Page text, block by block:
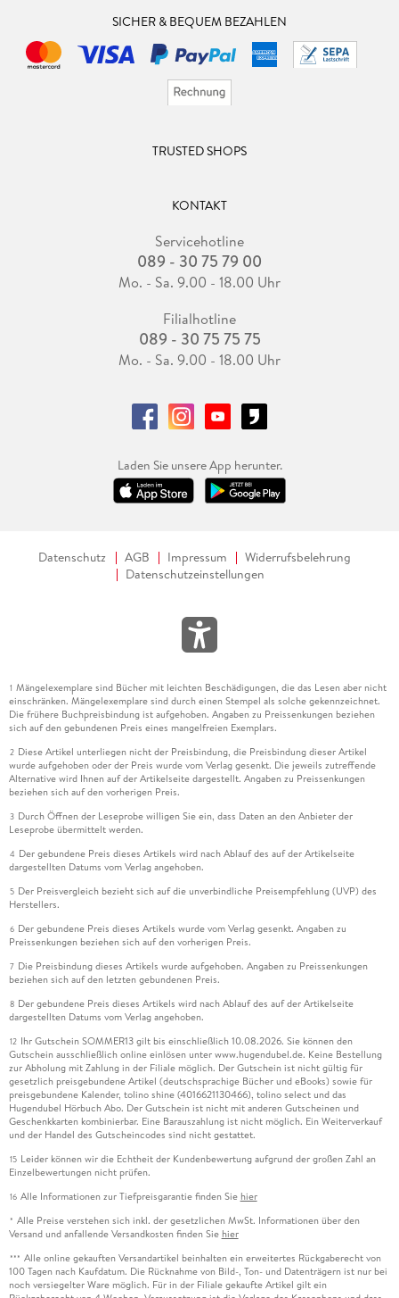
SICHER & BEQUEM BEZAHLEN
TRUSTED SHOPS
KONTAKT
Servicehotline
089 - 30 75 79 00
Mo. - Sa. 9.00 - 18.00 Uhr
Filialhotline
089 - 30 75 75 75
Mo. - Sa. 9.00 - 18.00 Uhr
Laden Sie unsere App herunter.
Datenschutz AGB Impressum
Widerrufsbelehrung
Datenschutzeinstellungen
1 Mängelexemplare sind Bücher mit leichten Beschädigungen, die das Lesen aber nicht
einschränken. Mängelexemplare sind durch einen Stempel als solche gekennzeichnet.
Die frühere Buchpreisbindung ist aufgehoben. Angaben zu Preissenkungen beziehen
sich auf den gebundenen Preis eines mangelfreien Exemplars.
2 Diese Artikel unterliegen nicht der Preisbindung, die Preisbindung dieser Artikel
wurde aufgehoben oder der Preis wurde vom Verlag gesenkt. Die jeweils zutreffende
Alternative wird Ihnen auf der Artikelseite dargestellt. Angaben zu Preissenkungen
beziehen sich auf den vorherigen Preis.
3 Durch Öffnen der Leseprobe willigen Sie ein, dass Daten an den Anbieter der
Leseprobe übermittelt werden.
4 Der gebundene Preis dieses Artikels wird nach Ablauf des auf der Artikelseite
dargestellten Datums vom Verlag angehoben.
5 Der Preisvergleich bezieht sich auf die unverbindliche Preisempfehlung (UVP) des
Herstellers.
6 Der gebundene Preis dieses Artikels wurde vom Verlag gesenkt. Angaben zu
Preissenkungen beziehen sich auf den vorherigen Preis.
7 Die Preisbindung dieses Artikels wurde aufgehoben. Angaben zu Preissenkungen
beziehen sich auf den letzten gebundenen Preis.
8 Der gebundene Preis dieses Artikels wird nach Ablauf des auf der Artikelseite
dargestellten Datums vom Verlag angehoben.
12 Ihr Gutschein SOMMER13 gilt bis einschließlich 10.08.2026. Sie können den
Gutschein ausschließlich online einlösen unter www.hugendubel.de. Keine Bestellung
zur Abholung mit Zahlung in der Filiale möglich. Der Gutschein ist nicht gültig für
gesetzlich preisgebundene Artikel (deutschsprachige Bücher und eBooks) sowie für
preisgebundene Kalender, tolino shine (4016621130466), tolino select und das
Hugendubel Hörbuch Abo. Der Gutschein ist nicht mit anderen Gutscheinen und
Geschenkkarten kombinierbar. Eine Barauszahlung ist nicht möglich. Ein Weiterverkauf
und der Handel des Gutscheincodes sind nicht gestattet.
15 Leider können wir die Echtheit der Kundenbewertung aufgrund der großen Zahl an
Einzelbewertungen nicht prüfen.
16 Alle Informationen zur Tiefpreisgarantie finden Sie hier
* Alle Preise verstehen sich inkl. der gesetzlichen MwSt. Informationen über den
Versand und anfallende Versandkosten finden Sie hier
*** Alle online gekauften Versandartikel beinhalten ein erweitertes Rückgaberecht von
100 Tagen nach Kaufdatum. Die Rücknahme von Bild-, Ton- und Datenträgern ist nur bei
noch versiegelter Ware möglich. Für in der Filiale gekaufte Artikel gilt ein